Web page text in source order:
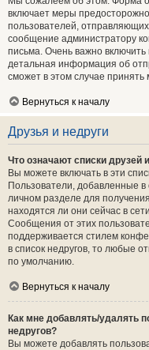
включает меры
пользователей,
сообщение администратору
письма. Очень важно включить
детальная информация об
сможет в этом случае принять
Вернуться к началу
Друзья и недруги
Что означают списки друзей
Вы можете включать в эти
Пользователи, добавленные в
личном разделе для
находятся ли они сейчас в
Сообщения от этих
поддерживается стилем
в список недругов, то любые
по умолчанию.
Вернуться к началу
Как мне добавлять/удалять
недругов?
Вы можете добавлять